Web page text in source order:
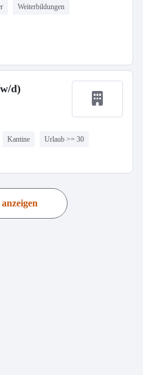
Weiterbildungen
d)
Kantine Urlaub >= 30